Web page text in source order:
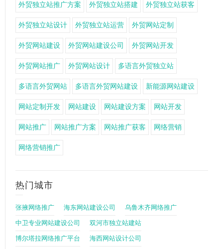
外贸独立站推广方案 外贸独立站搭建 外贸独立站获客
外贸独立站设计 外贸独立站运营 外贸网站定制
外贸网站建设 外贸网站建设公司 外贸网站开发
外贸网站推广 外贸网站设计 多语言外贸独立站
多语言外贸网站 多语言外贸网站建设 新能源网站建设
网站定制开发 网站建设 网站建设方案 网站开发
网站推广 网站推广方案 网站推广获客 网络营销
网络营销推广
热门城市
张掖网络推广 海东网站建设公司 乌鲁木齐网络推广
中卫专业网站建设公司 双河市独立站建站
博尔塔拉网络推广平台 海西网站设计公司